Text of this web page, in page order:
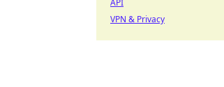
API
VPN & Privacy